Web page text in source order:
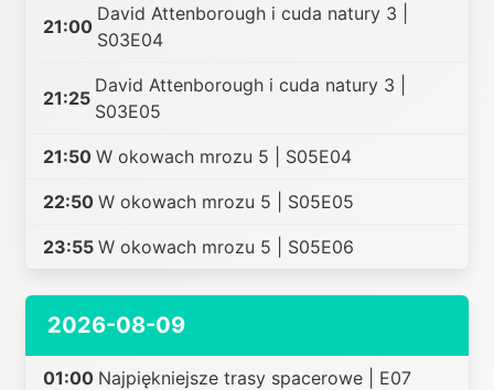
21:00
David Attenborough i cuda natury 3 |
S03E04
21:25
David Attenborough i cuda natury 3 |
S03E05
21:50 W okowach mrozu 5 | S05E04
22:50 W okowach mrozu 5 | S05E05
23:55 W okowach mrozu 5 | S05E06
2026-08-09
01:00 Najpiękniejsze trasy spacerowe | E07